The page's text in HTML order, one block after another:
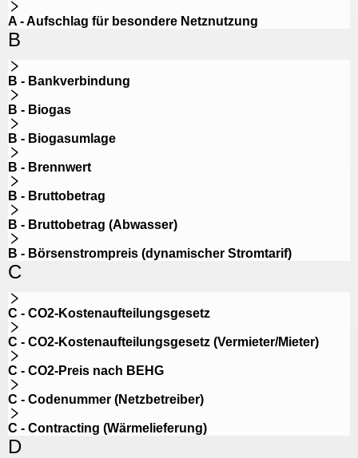
A - Aufschlag für besondere Netznutzung
B
B - Bankverbindung
B - Biogas
B - Biogasumlage
B - Brennwert
B - Bruttobetrag
B - Bruttobetrag (Abwasser)
B - Börsenstrompreis (dynamischer Stromtarif)
C
C - CO2-Kostenaufteilungsgesetz
C - CO2-Kostenaufteilungsgesetz (Vermieter/Mieter)
C - CO2-Preis nach BEHG
C - Codenummer (Netzbetreiber)
C - Contracting (Wärmelieferung)
D